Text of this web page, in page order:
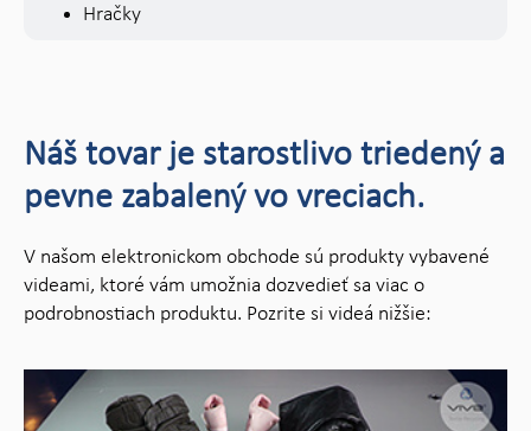
Hračky
Náš tovar je starostlivo triedený a
pevne zabalený vo vreciach.
V našom elektronickom obchode sú produkty vybavené
videami, ktoré vám umožnia dozvedieť sa viac o
podrobnostiach produktu. Pozrite si videá nižšie: